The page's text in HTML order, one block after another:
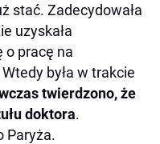
stać. Zadecydowała
uzyskała
o pracę na
była w trakcie
twierdzono, że
doktora.
Paryża.